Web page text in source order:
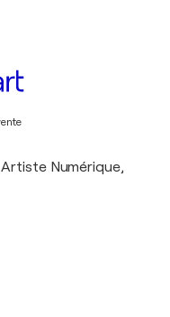
Numérique,